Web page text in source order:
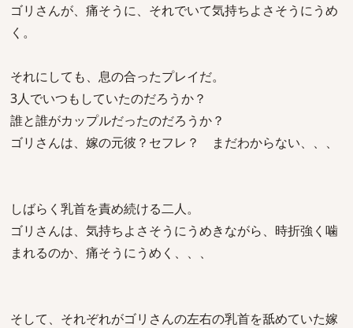
ゴリさんが、痛そうに、それでいて気持ちよさそうにうめ
く。
それにしても、息の合ったプレイだ。
3人でいつもしていたのだろうか？
誰と誰がカップルだったのだろうか？
ゴリさんは、嫁の元彼？セフレ？ まだわからない、、、
しばらく乳首を責め続ける二人。
ゴリさんは、気持ちよさそうにうめきながら、時折強く噛
まれるのか、痛そうにうめく、、、
そして、それぞれがゴリさんの左右の乳首を舐めていた嫁